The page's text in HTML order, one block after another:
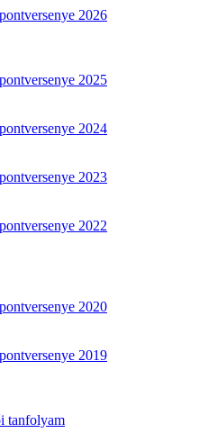
2026
2025
2024
2023
2022
2020
2019
tanfolyam